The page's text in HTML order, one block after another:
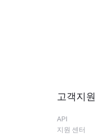
고객지원
API
지원 센터